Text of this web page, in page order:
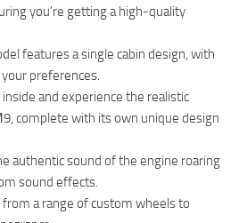
you’re getting a high-quality
features a single cabin design, with
preferences.
and experience the realistic
complete with its own unique design
authentic sound of the engine roaring
sound effects.
a range of custom wheels to